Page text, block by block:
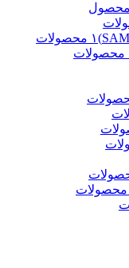
۱ محصولات